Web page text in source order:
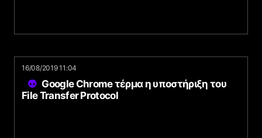
16/08/2019 11:04
Google Chrome τέρμα η υποστήριξη του
File Transfer Protocol